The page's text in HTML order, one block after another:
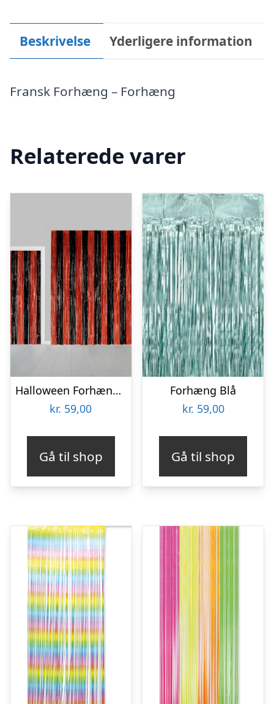
Beskrivelse Yderligere information
Fransk Forhæng – Forhæng
Relaterede varer
Halloween Forhæng Sort/Orange
kr. 59,00
Gå til shop
Forhæng Blå
kr. 59,00
Gå til shop